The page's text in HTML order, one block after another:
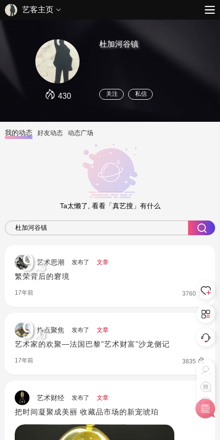
艺客主页
430
杜加河谷镇
关注 私信
我的动态 好友动态 动态广场
Ta太懒了, 看看「真艺搜」有什么
艺术思潮 发布了 文章
繁荣背后的窘境
9.3
17年前 3760
热点聚焦 发布了 文章
艺术家的欢聚—法国巴黎"艺术财富"沙龙侧记
9.6
17年前 3835
艺术财经 发布了 文章
把时间凝聚成美丽 收藏品市场的新宠琥珀